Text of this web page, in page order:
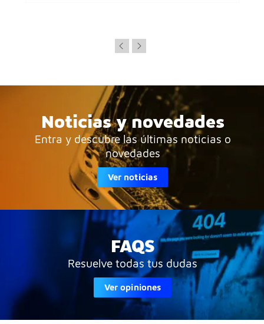
Noticias y novedades
Entra y descubre las últimas noticias o
novedades
Ver noticias
FAQS
Resuelve todas tus dudas
Ver opiniones